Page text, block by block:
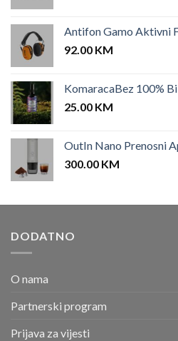
Antifon Gamo Aktivni
92.00 KM
KomaracaBez 100%
25.00 KM
OutIn Nano Prenosni
300.00 KM
DODATNO
O nama
Partnerski program
Prijava za vijesti